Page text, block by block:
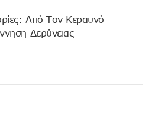
Από Τον Κεραυνό
Δερύνειας